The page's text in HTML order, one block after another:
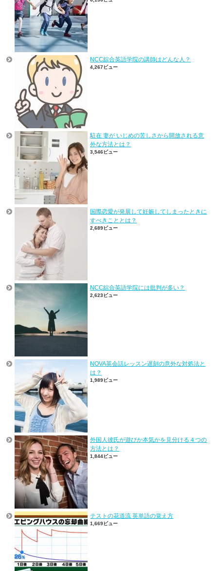
NCC綜合英語学院の講師はどんな人？
4,267ビュー
駐在 妻が いじめの苦しさから開放される意
外な方法とは？
3,546ビュー
国際恋愛が発展して妊娠してしまったときに
すべきこととは？
2,689ビュー
NCC綜合英語学院には批判が多い？
2,623ビュー
NOVA英会話レッスン遅刻の意外な対処法と
は？
1,989ビュー
外国人彼氏が遊びか本気かを見分ける４つの
方法とは？
1,844ビュー
テストの花道流 英単語の覚え方
1,669ビュー